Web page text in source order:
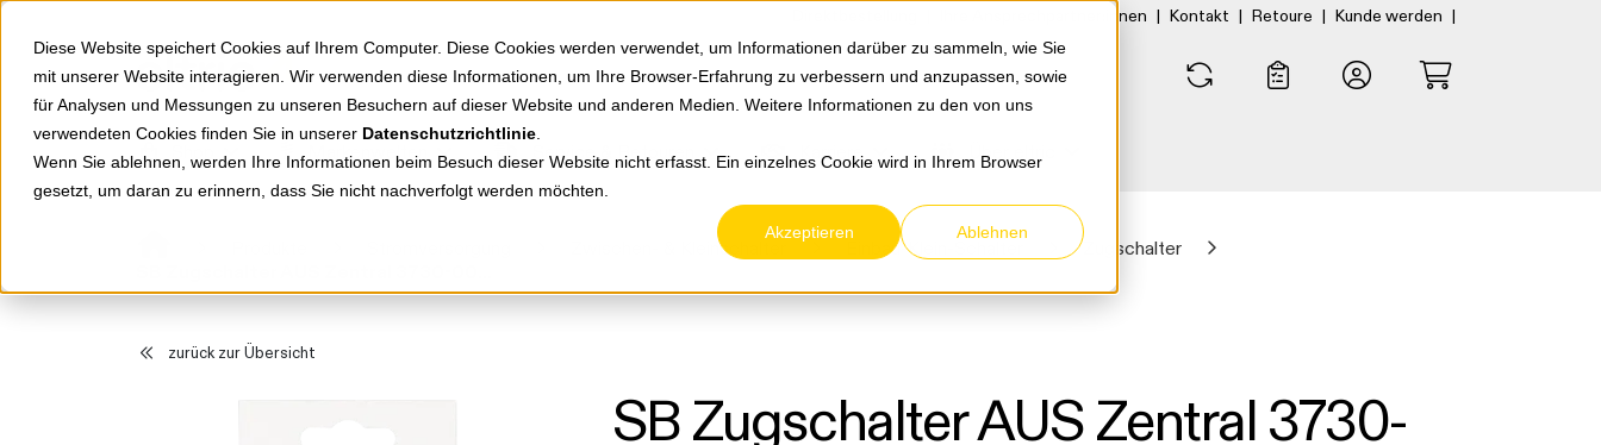
Diese Website speichert Cookies auf Ihrem Computer. Diese Cookies werden verwendet, um Informationen darüber zu sammeln, wie Sie
mit unserer Website interagieren. Wir verwenden diese Informationen, um Ihre Browser-Erfahrung zu verbessern und anzupassen, sowie
für Analysen und Messungen zu unseren Besuchern auf dieser Website und anderen Medien. Weitere Informationen zu den von uns
verwendeten Cookies finden Sie in unserer Datenschutzrichtlinie
Wenn Sie ablehnen, werden Ihre Informationen beim Besuch dieser Website nicht erfasst. Ein einzelnes Cookie wird in Ihrem Browser
gesetzt, um daran zu erinnern, dass Sie nicht nachverfolgt werden möchten.
Akzeptieren Ablehnen
Springe zu Hauptinhalt Ihre Ansprechpartner:innen | Kontakt | Retoure | Kunde werden |
Markenwelten Service & Retouren Karriere Über eltric
Zwischen- & Kleinschalter Einbau-Klein-Schalter
Zugschalter
zurück zur Übersicht
SB Zugschalter AUS Zentral 3730-